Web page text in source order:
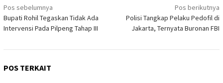
Navigasi
pos
Pos sebelumnya
Bupati Rohil Tegaskan Tidak Ada
Intervensi Pada Pilpeng Tahap III
Pos berikutnya
Polisi Tangkap Pelaku Pedofil di
Jakarta, Ternyata Buronan FBI
POS TERKAIT